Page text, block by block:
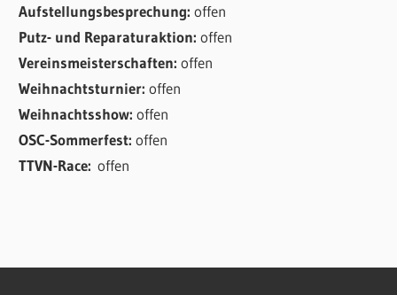
Aufstellungsbesprechung:offen
Putz- und Reparaturaktion:offen
Vereinsmeisterschaften:offen
Weihnachtsturnier:offen
Weihnachtsshow:offen
OSC-Sommerfest:offen
TTVN-Race:offen